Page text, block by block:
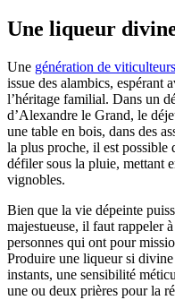
Une liqueur
Une génération de viticulteurs
issue des alambics, espérant
l’héritage familial. Dans un
d’Alexandre le Grand, le
une table en bois, dans des
la plus proche, il est possible
défiler sous la pluie, mettant
vignobles.
Bien que la vie dépeinte
majestueuse, il faut rappeler
personnes qui ont pour
Produire une liqueur si
instants, une sensibilité
une ou deux prières pour la